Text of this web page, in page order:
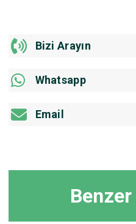
Bizi Arayın
Whatsapp
Email